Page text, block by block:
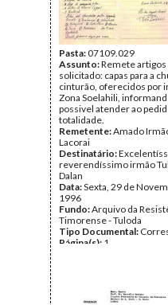
Pasta:07109.029
Assunto:Remete
solicitado: capas para a
cinturão, oferecidos por
Zona Soelahili,
possivel atender ao
totalidade.
Remetente:Amado
Lacorai
Destinatário:
reverendíssimo irmão
Dalan
Data:Sexta, 29 de
1996
Fundo:Arquivo da
Timorense - Tuloda
Tipo Documental:
Página(s): 1